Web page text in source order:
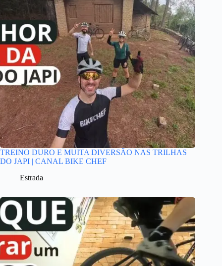
TREINO DURO E MUITA DIVERSÃO NAS TRILHAS
DO JAPI | CANAL BIKE CHEF
Estrada